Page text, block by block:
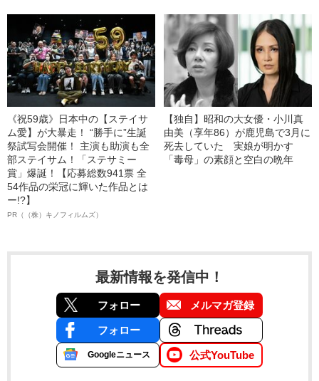
《祝59歳》日本中の【ステイサ
ム愛】が大暴走！ “勝手に”生誕
祭試写会開催！ 主演も助演も全
部ステイサム！「ステサミー
賞」爆誕！【応募総数941票 全
54作品の栄冠に輝いた作品とは
ー!?】
PR（（株）キノフィルムズ）
【独自】昭和の大女優・小川真
由美（享年86）が鹿児島で3月に
死去していた 実娘が明かす
「毒母」の素顔と空白の晩年
最新情報を発信中！
フォロー メルマガ登録
フォロー
Googleニュース 公式YouTube